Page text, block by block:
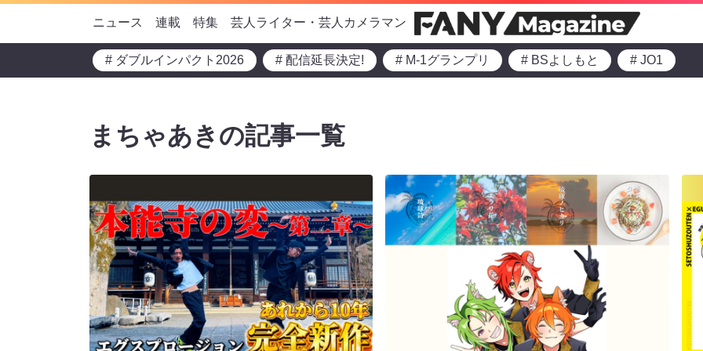
ニュース 連載 特集 芸人ライター・芸人カメラマン
# ダブルインパクト2026 # 配信延長決定! # M-1グランプリ # BSよしもと # JO1
まちゃあきの記事一覧